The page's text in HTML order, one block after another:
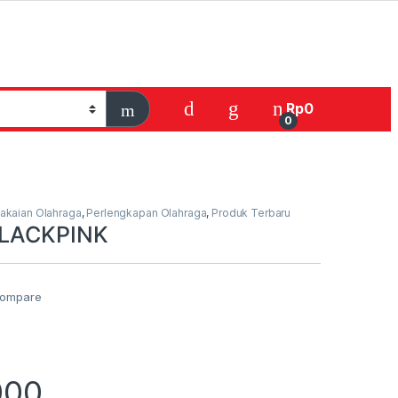
0
Rp0
Olahraga, Perlengkapan Olahraga, Produk Terbaru